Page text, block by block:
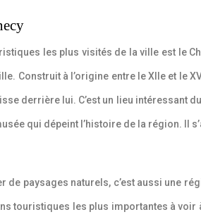
les plus visités de la ville est le
Construit à l’origine entre le XIIe et le
derrière lui. C’est un lieu
qui dépeint l’histoire de la région. Il
de paysages naturels, c’est aussi une
touristiques les plus importantes à voir